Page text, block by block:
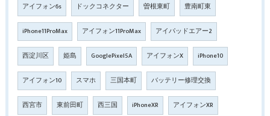
アイフォン6s ドックコネクター 曽根東町 豊南町東
iPhone11ProMax アイフォン11ProMax アイパッドエアー2
西淀川区 姫島 GooglePixel5A アイフォンX iPhone10
アイフォン10 スマホ 三国本町 バッテリー修理交換
西宮市 東前田町 西三国 iPhoneXR アイフォンXR